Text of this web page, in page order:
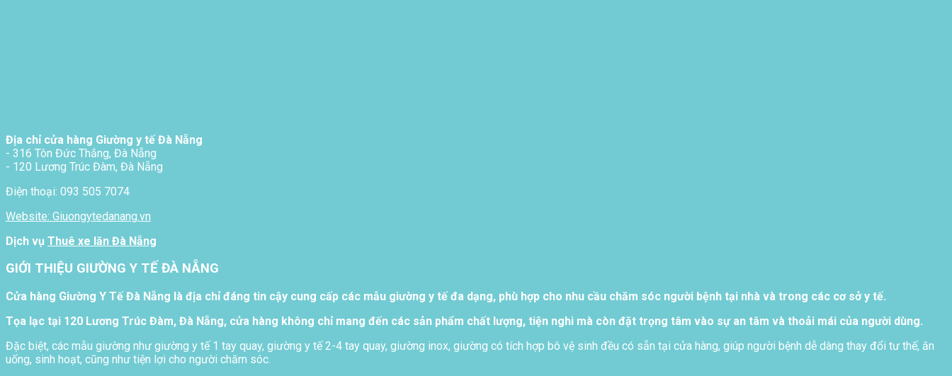
Địa chỉ cửa hàng Giường y tế Đà Nẵng
- 316 Tôn Đức Thắng, Đà Nẵng
- 120 Lương Trúc Đàm, Đà Nẵng
Điện thoại: 093 505 7074
Website: Giuongytedanang.vn
Dịch vụ Thuê xe lăn Đà Nẵng
GIỚI THIỆU GIƯỜNG Y TẾ ĐÀ NẴNG
Cửa hàng Giường Y Tế Đà Nẵng là địa chỉ đáng tin cậy cung cấp các mẫu giường y tế đa dạng, phù hợp cho nhu cầu chăm sóc người bệnh tại nhà và trong các cơ sở y tế.
Tọa lạc tại 120 Lương Trúc Đàm, Đà Nẵng, cửa hàng không chỉ mang đến các sản phẩm chất lượng, tiện nghi mà còn đặt trọng tâm vào sự an tâm và thoải mái của người dùng.
Đặc biệt, các mẫu giường như giường y tế 1 tay quay, giường y tế 2-4 tay quay, giường inox, giường có tích hợp bô vệ sinh đều có sẵn tại cửa hàng, giúp người bệnh dễ dàng thay đổi tư thế, ăn
uống, sinh hoạt, cũng như tiện lợi cho người chăm sóc.